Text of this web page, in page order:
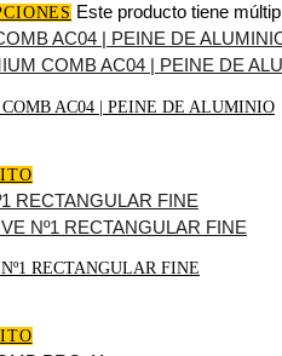
Este producto tiene
AC04 | PEINE DE ALUMINIO
RECTANGULAR FINE